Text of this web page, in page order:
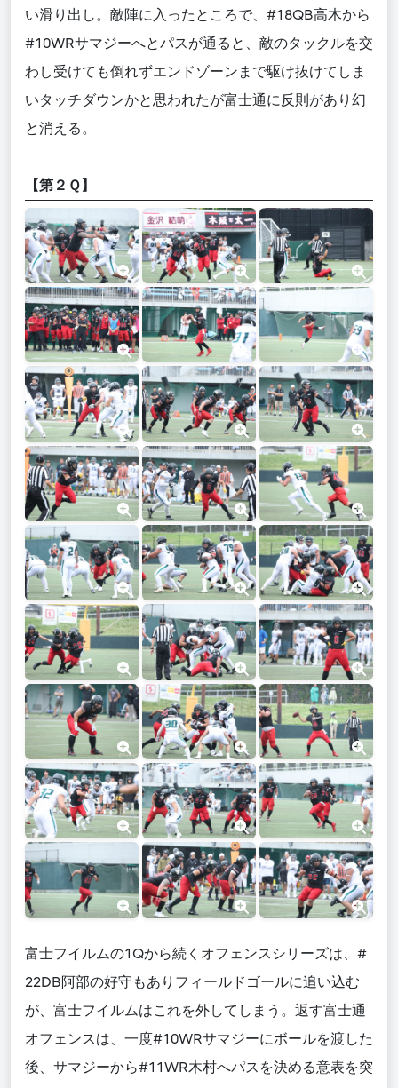
い滑り出し。敵陣に入ったところで、#18QB高木から
#10WRサマジーへとパスが通ると、敵のタックルを交
わし受けても倒れずエンドゾーンまで駆け抜けてしま
いタッチダウンかと思われたが富士通に反則があり幻
と消える。
【第２Ｑ】
富士フイルムの1Qから続くオフェンスシリーズは、#
22DB阿部の好守もありフィールドゴールに追い込む
が、富士フイルムはこれを外してしまう。返す富士通
オフェンスは、一度#10WRサマジーにボールを渡した
後、サマジーから#11WR木村へパスを決める意表を突